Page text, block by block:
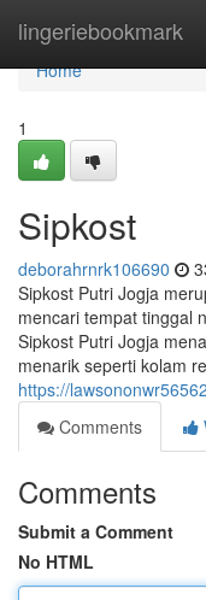
lingeriebookmark
Home
Home
1
Sipkost
deborahrnrk106690
Sipkost Putri Jogja
mencari tempat tinggal
Sipkost Putri Jogja
menarik seperti kolam
https://
Comments
Comments
Submit a Comment
No HTML